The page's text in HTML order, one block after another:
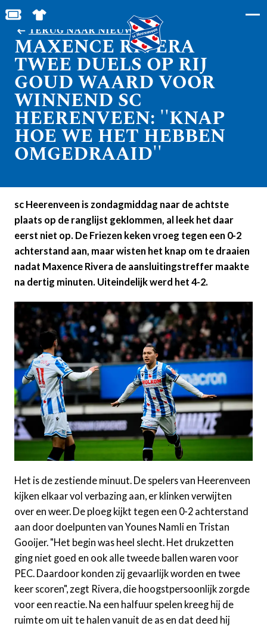
BESTEL JOUW TICKETS
SHOP IN DE FEANSTORE
TERUG NAAR NIEUWS
MAXENCE RIVERA
TWEE DUELS OP RIJ
GOUD WAARD VOOR
WINNEND SC
HEERENVEEN: ''KNAP
HOE WE HET HEBBEN
OMGEDRAAID''
sc Heerenveen is zondagmiddag naar de achtste
plaats op de ranglijst geklommen, al leek het daar
eerst niet op. De Friezen keken vroeg tegen een 0-2
achterstand aan, maar wisten het knap om te draaien
nadat Maxence Rivera de aansluitingstreffer maakte
na dertig minuten. Uiteindelijk werd het 4-2.
Het is de zestiende minuut. De spelers van Heerenveen
kijken elkaar vol verbazing aan, er klinken verwijten
over en weer. De ploeg kijkt tegen een 0-2 achterstand
aan door doelpunten van Younes Namli en Tristan
Gooijer. "Het begin was heel slecht. Het drukzetten
ging niet goed en ook alle tweede ballen waren voor
PEC. Daardoor konden zij gevaarlijk worden en twee
keer scoren", zegt Rivera, die hoogstpersoonlijk zorgde
voor een reactie. Na een halfuur spelen kreeg hij de
ruimte om uit te halen vanuit de as en dat deed hij